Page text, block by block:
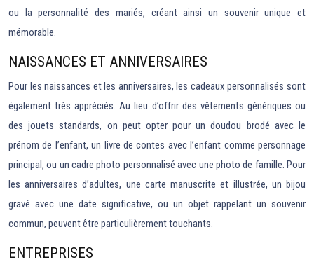
ou la personnalité des mariés, créant ainsi un souvenir unique et
mémorable.
NAISSANCES ET ANNIVERSAIRES
Pour les naissances et les anniversaires, les cadeaux personnalisés sont
également très appréciés. Au lieu d’offrir des vêtements génériques ou
des jouets standards, on peut opter pour un doudou brodé avec le
prénom de l’enfant, un livre de contes avec l’enfant comme personnage
principal, ou un cadre photo personnalisé avec une photo de famille. Pour
les anniversaires d’adultes, une carte manuscrite et illustrée, un bijou
gravé avec une date significative, ou un objet rappelant un souvenir
commun, peuvent être particulièrement touchants.
ENTREPRISES